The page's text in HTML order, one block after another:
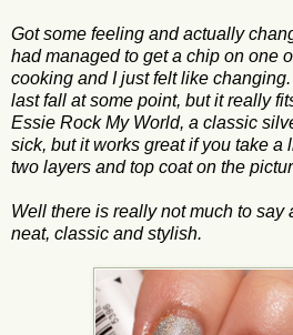
Got some feeling and actually
had managed to get a chip on one
cooking and I just felt like
last fall at some point, but it really
Essie Rock My World, a classic
sick, but it works great if you take a
two layers and top coat on the
Well there is really not much to say
neat, classic and stylish.